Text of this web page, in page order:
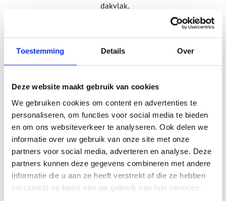
Toestemming Details Over
Deze website maakt gebruik van cookies
We gebruiken cookies om content en advertenties te
personaliseren, om functies voor social media te bieden
en om ons websiteverkeer te analyseren. Ook delen we
informatie over uw gebruik van onze site met onze
partners voor social media, adverteren en analyse. Deze
partners kunnen deze gegevens combineren met andere
informatie die u aan ze heeft verstrekt of die ze hebben
verzameld op basis van uw gebruik van hun services.
dakvlak.
dakrandhoogte van meer dan 70
Horizontale raamstrook
Op elkaar aansluitende
gevelelementen die in een
aangebracht tussen de vloeren
en/ of borstweringen, maar vóór
de wanden.
Ingangskeuring
Keuring door de VKG-
gevelbouwer van de
aangeleverde materialen.
Kier
Bedoelde of onbedoelde
spleetvormige opening in een
aansluitconstructie.